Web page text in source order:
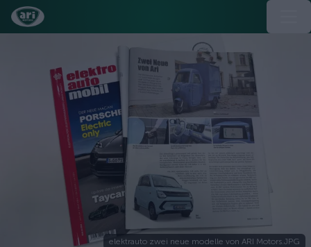
elektrauto zwei neue modelle von ARI Motors.JPG